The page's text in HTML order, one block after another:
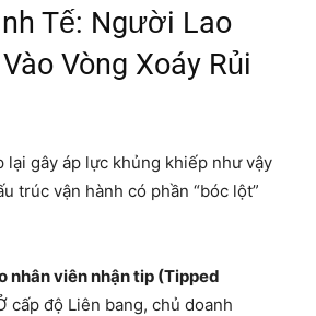
Tế: Người Lao
Vòng Xoáy Rủi
gây áp lực khủng khiếp như vậy
trúc vận hành có phần “bóc lột”
nhân viên nhận tip (Tipped
cấp độ Liên bang, chủ doanh